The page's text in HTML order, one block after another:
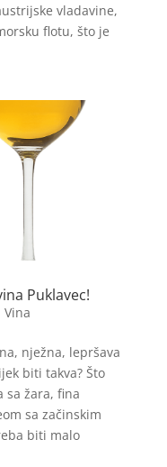
vladavine,
flotu, što je
Puklavec!
Vina
nježna, lepršava
biti takva? Što
sa žara, fina
sa začinskim
biti malo